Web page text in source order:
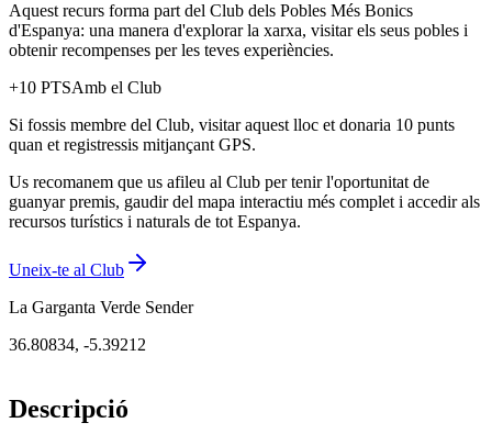
Aquest recurs forma part del Club dels Pobles Més Bonics
d'Espanya: una manera d'explorar la xarxa, visitar els seus pobles i
obtenir recompenses per les teves experiències.
+10 PTSAmb el Club
Si fossis membre del Club, visitar aquest lloc et donaria 10 punts
quan et registressis mitjançant GPS.
Us recomanem que us afileu al Club per tenir l'oportunitat de
guanyar premis, gaudir del mapa interactiu més complet i accedir als
recursos turístics i naturals de tot Espanya.
Uneix-te al Club
La Garganta Verde Sender
36.80834, -5.39212
Descripció